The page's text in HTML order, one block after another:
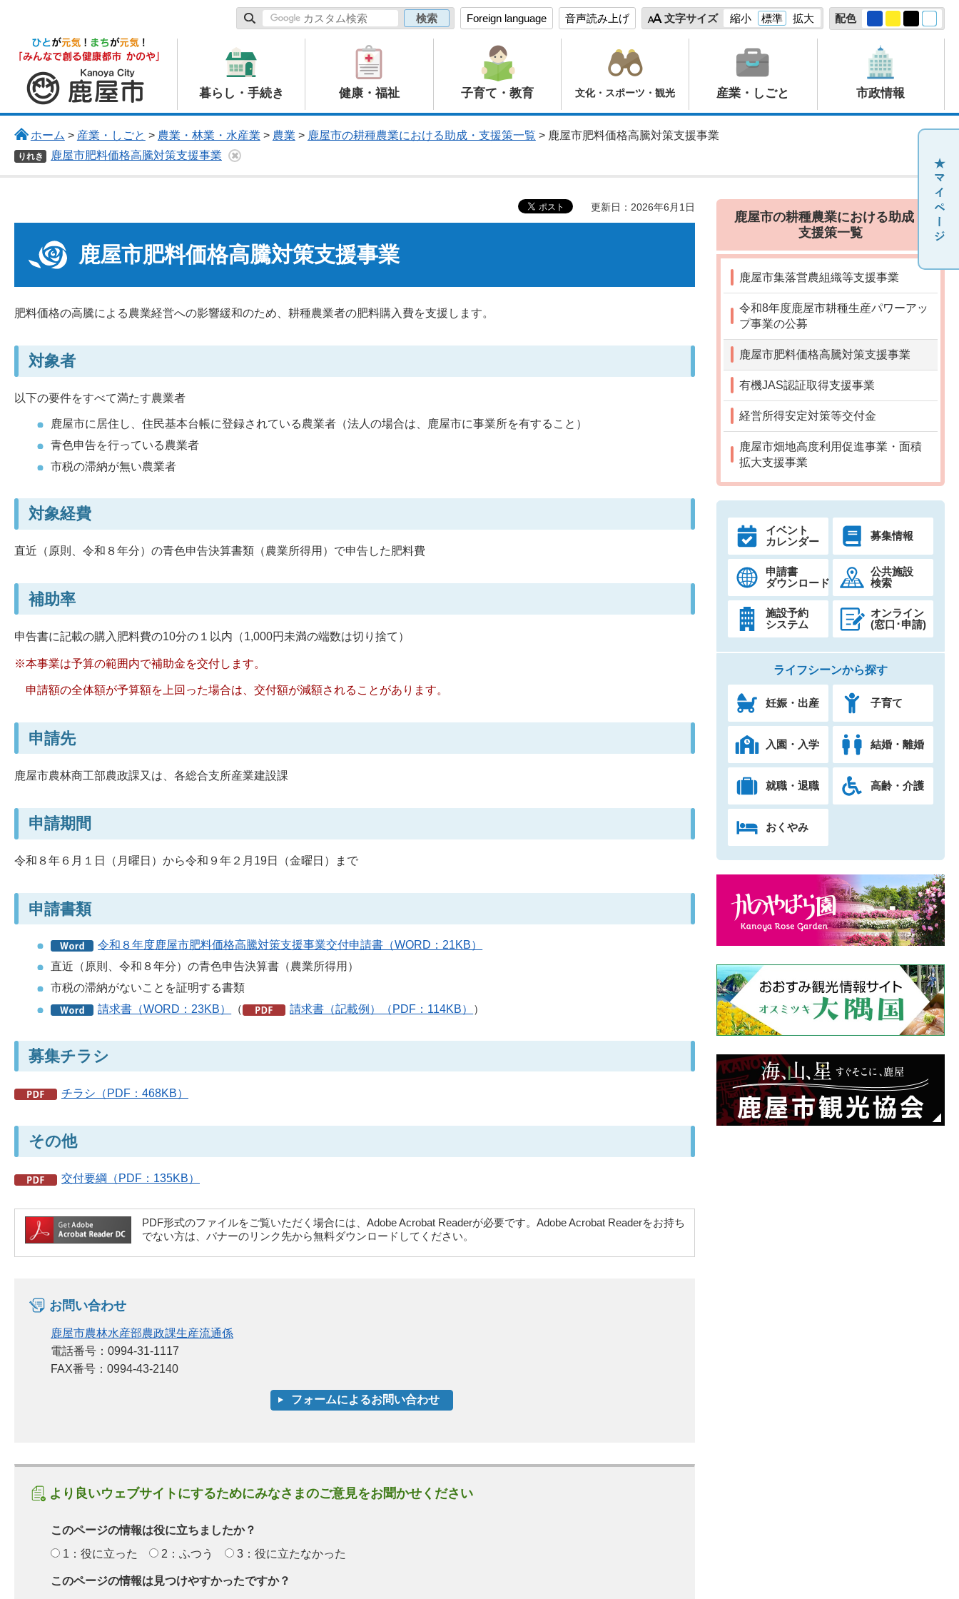
Foreign language 音声読み上げ 文字サイズ 縮小 標準 拡大 配色
鹿屋市
暮らし・手続き 健康・福祉 子育て・教育 文化・スポーツ・観光 産業・しごと 市政情報
ホーム > 産業・しごと > 農業・林業・水産業 > 農業 > 鹿屋市の耕種農業における助成・支援策一覧 > 鹿屋市肥料価格高騰対策支援事業
りれき 鹿屋市肥料価格高騰対策支援事業
更新日：2026年6月1日
鹿屋市肥料価格高騰対策支援事業
肥料価格の高騰による農業経営への影響緩和のため、耕種農業者の肥料購入費を支援します。
対象者
以下の要件をすべて満たす農業者
鹿屋市に居住し、住民基本台帳に登録されている農業者（法人の場合は、鹿屋市に事業所を有すること）
青色申告を行っている農業者
市税の滞納が無い農業者
対象経費
直近（原則、令和８年分）の青色申告決算書類（農業所得用）で申告した肥料費
補助率
申告書に記載の購入肥料費の10分の１以内（1,000円未満の端数は切り捨て）
※本事業は予算の範囲内で補助金を交付します。
申請額の全体額が予算額を上回った場合は、交付額が減額されることがあります。
申請先
鹿屋市農林商工部農政課又は、各総合支所産業建設課
申請期間
令和８年６月１日（月曜日）から令和９年２月19日（金曜日）まで
申請書類
令和８年度鹿屋市肥料価格高騰対策支援事業交付申請書（WORD：21KB）
直近（原則、令和８年分）の青色申告決算書（農業所得用）
市税の滞納がないことを証明する書類
請求書（WORD：23KB）
（ 請求書（記載例）（PDF：114KB） ）
募集チラシ
チラシ（PDF：468KB）
その他
交付要綱（PDF：135KB）
PDF形式のファイルをご覧いただく場合には、Adobe Acrobat Readerが必要です。Adobe Acrobat Readerをお持ち
でない方は、バナーのリンク先から無料ダウンロードしてください。
お問い合わせ
鹿屋市農林水産部農政課生産流通係
電話番号：0994-31-1117
FAX番号：0994-43-2140
より良いウェブサイトにするためにみなさまのご意見をお聞かせください
このページの情報は役に立ちましたか？
1：役に立った
2：ふつう 3：役に立たなかった
このページの情報は見つけやすかったですか？
鹿屋市の耕種農業における助成・
支援策一覧
鹿屋市集落営農組織等支援事業
令和8年度鹿屋市耕種生産パワーアッ
プ事業の公募
鹿屋市肥料価格高騰対策支援事業
有機JAS認証取得支援事業
経営所得安定対策等交付金
鹿屋市畑地高度利用促進事業・面積
拡大支援事業
イベント
カレンダー
募集情報
申請書
ダウンロード
公共施設
検索
施設予約
システム
オンライン
(窓口･申請)
ライフシーンから探す
妊娠・出産 子育て
入園・入学 結婚・離婚
就職・退職 高齢・介護
おくやみ